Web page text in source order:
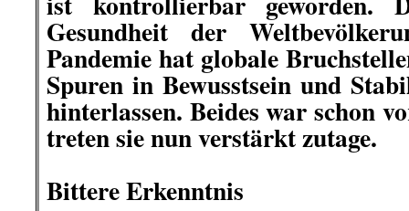
Gesundheit der
Pandemie hat globale
Spuren in Bewusstsein und
hinterlassen. Beides war schon
treten sie nun verstärkt zutage.
Bittere Erkenntnis